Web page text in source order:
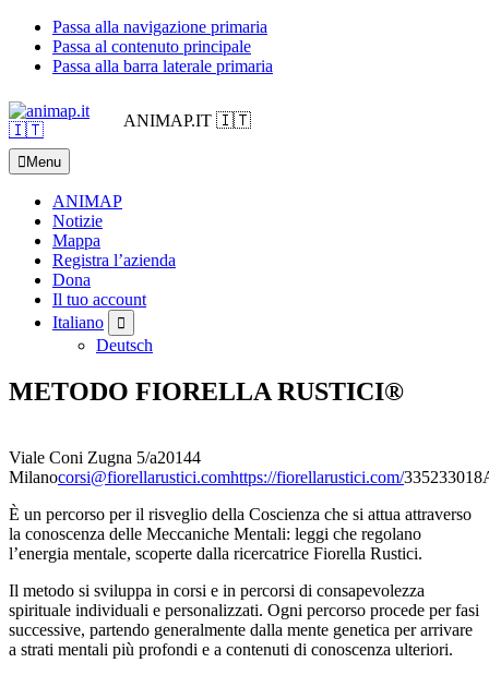
Passa alla navigazione primaria
Passa al contenuto principale
Passa alla barra laterale primaria
ANIMAP.IT 🇮🇹
Menu
ANIMAP
Notizie
Mappa
Registra l’azienda
Dona
Il tuo account
Italiano
Deutsch
METODO FIORELLA RUSTICI®
Viale Coni Zugna 5/a20144
Milanocorsi@fiorellarustici.comhttps://fiorellarustici.com/335233018
È un percorso per il risveglio della Coscienza che si attua attraverso
la conoscenza delle Meccaniche Mentali: leggi che regolano
l’energia mentale, scoperte dalla ricercatrice Fiorella Rustici.
Il metodo si sviluppa in corsi e in percorsi di consapevolezza
spirituale individuali e personalizzati. Ogni percorso procede per fasi
successive, partendo generalmente dalla mente genetica per arrivare
a strati mentali più profondi e a contenuti di conoscenza ulteriori.